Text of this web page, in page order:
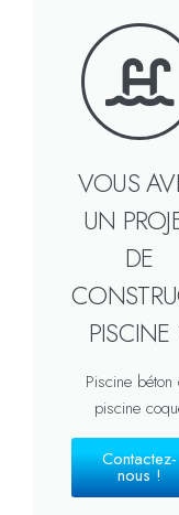
VOUS
UN
DE
PISCINE
Piscine béton
piscine
Contactez-
nous !